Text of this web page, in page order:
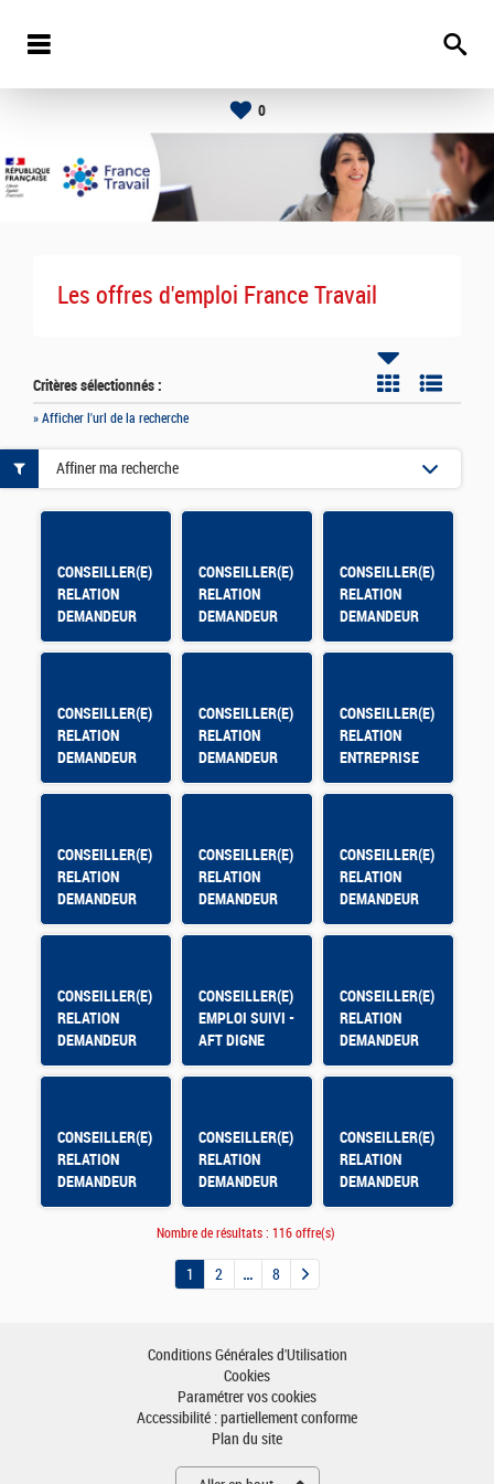
0
Les offres d'emploi France Travail
Critères sélectionnés :
» Afficher l'url de la recherche
CONSEILLER(E)
RELATION
DEMANDEUR
D'EMPLOI -
CONSEILLER(E)
RELATION
DEMANDEUR
D'EMPLOI - AFT
CONSEILLER(E)
RELATION
DEMANDEUR
D'EMPLOI AFT
CONSEILLER(E)
RELATION
DEMANDEUR
D'EMPLOI -
CONSEILLER(E)
RELATION
DEMANDEUR
D'EMPLOI -
CONSEILLER(E)
RELATION
ENTREPRISE
BRIANCON -
CONSEILLER(E)
RELATION
DEMANDEUR
D'EMPLOI -
CONSEILLER(E)
RELATION
DEMANDEUR
D'EMPLOI -
CONSEILLER(E)
RELATION
DEMANDEUR
D'EMPLOI
CONSEILLER(E)
RELATION
DEMANDEUR
D'EMPLOI
CONSEILLER(E)
EMPLOI SUIVI -
AFT DIGNE
CONSEILLER(E)
RELATION
DEMANDEUR
D'EMPLOI
CONSEILLER(E)
RELATION
DEMANDEUR
D'EMPLOI
CONSEILLER(E)
RELATION
DEMANDEUR
D'EMPLOI -
FOUGERES
CONSEILLER(E)
RELATION
DEMANDEUR
D'EMPLOI - AFT
MIRAMAS
Affiner ma recherche
Nombre de résultats : 116 offre(s)
1 2 8
Conditions Générales d'Utilisation
Cookies
Paramétrer vos cookies
Accessibilité : partiellement conforme
Plan du site